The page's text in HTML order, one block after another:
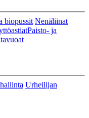
biopussit Nenäliinat
Paisto- ja
Urheilijan